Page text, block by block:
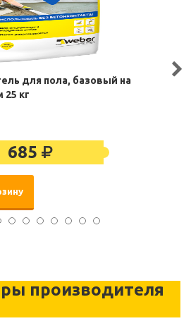
для пола, базовый на
кг
685
производителя